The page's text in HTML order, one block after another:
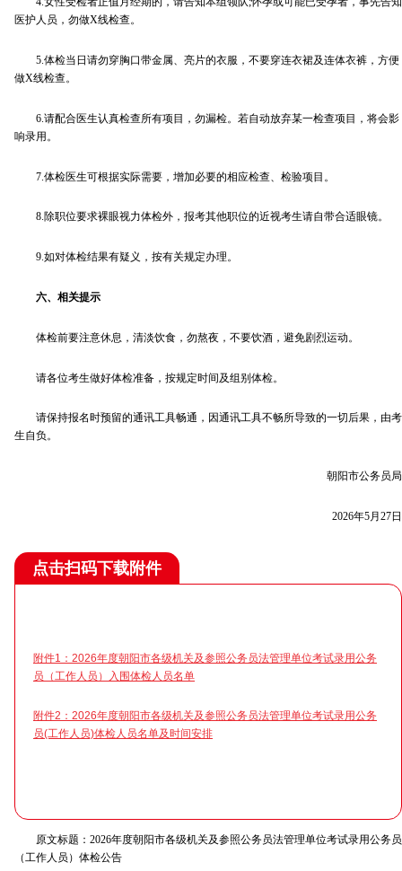
医护人员，勿做X线检查。
5.体检当日请勿穿胸口带金属、亮片的衣服，不要穿连衣裙及连体衣裤，方便
做X线检查。
6.请配合医生认真检查所有项目，勿漏检。若自动放弃某一检查项目，将会影
响录用。
7.体检医生可根据实际需要，增加必要的相应检查、检验项目。
8.除职位要求裸眼视力体检外，报考其他职位的近视考生请自带合适眼镜。
9.如对体检结果有疑义，按有关规定办理。
六、相关提示
体检前要注意休息，清淡饮食，勿熬夜，不要饮酒，避免剧烈运动。
请各位考生做好体检准备，按规定时间及组别体检。
请保持报名时预留的通讯工具畅通，因通讯工具不畅所导致的一切后果，由考
生自负。
朝阳市公务员局
2026年5月27日
点击扫码下载附件
附件1：2026年度朝阳市各级机关及参照公务员法管理单位考试录用公务
员（工作人员）入围体检人员名单
附件2：2026年度朝阳市各级机关及参照公务员法管理单位考试录用公务
员(工作人员)体检人员名单及时间安排
原文标题：2026年度朝阳市各级机关及参照公务员法管理单位考试录用公务员
（工作人员）体检公告